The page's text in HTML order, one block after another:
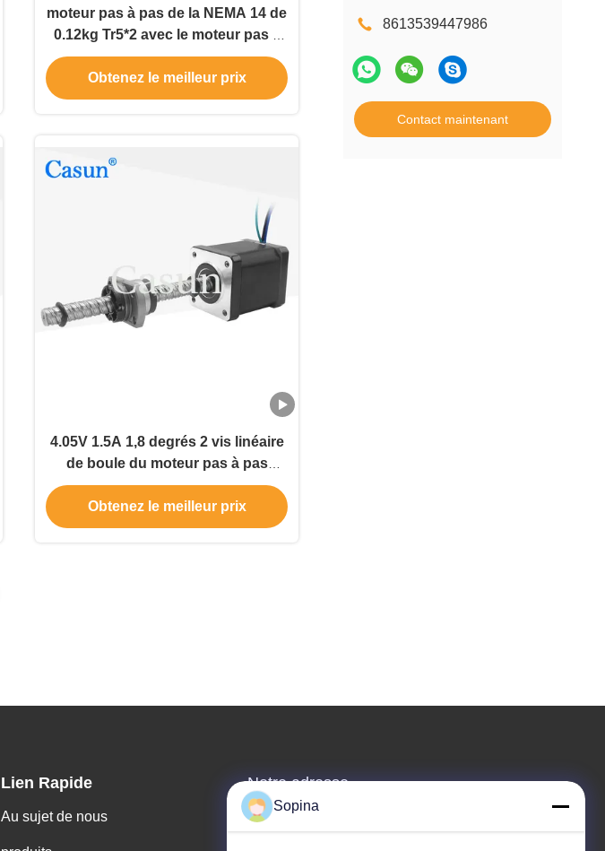
8613539447986
Contact maintenant
moteur pas à pas de la NEMA 14 de
0.12kg Tr5*2 avec le moteur pas à
pas de vis sans fin non captif
Obtenez le meilleur prix
4.05V 1.5A 1,8 degrés 2 vis linéaire
de boule du moteur pas à pas
35x35mm de la NEMA 14 de phase
Obtenez le meilleur prix
Lien Rapide
Au sujet de nous
Notre adresse
Adresse de l'entreprise
Sopina